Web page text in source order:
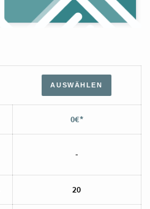
AUSWÄHLEN
0€*
-
20